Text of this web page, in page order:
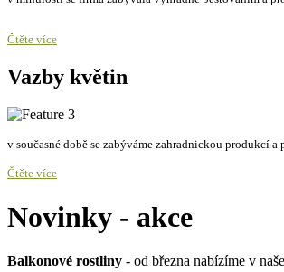
Čtěte více
Vazby květin
v současné době se zabýváme zahradnickou produkcí
Čtěte více
Novinky - akce
Balkonové rostliny - od března nabízíme v